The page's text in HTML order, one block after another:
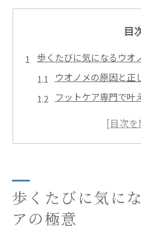
目
歩くたびに気になるウオ
ウオノメの原因と正
フットケア専門で叶
ウオノメはなぜ痛む
恵比寿のフットケア
巻き爪やタコも同時
歩くたびに気に
アの極意